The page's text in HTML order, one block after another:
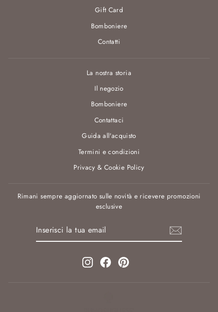
Gift Card
Bomboniere
Contatti
La nostra storia
Il negozio
Bomboniere
Contattaci
Guida all'acquisto
Termini e condizioni
Privacy & Cookie Policy
Rimani sempre aggiornato sulle novità e ricevere promozioni
esclusive
InstagramFacebookPinterest